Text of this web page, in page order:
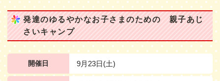
発達のゆるやかなお子さまのための 親子あじ
さいキャンプ
開催日 9月23日(土)